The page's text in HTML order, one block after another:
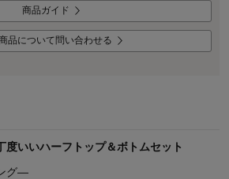
商品ガイド
品について問い合わせる
度いいハーフトップ＆ボトムセット
グ―